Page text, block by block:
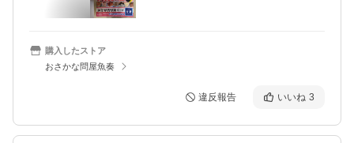
購入したストア
おさかな問屋魚奏
違反報告 いいね 3